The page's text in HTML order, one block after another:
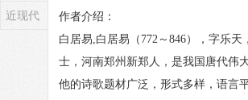
近现代
作者介绍：
白居易,白居易（772～846），字乐
士，河南郑州新郑人，是我国唐代伟
他的诗歌题材广泛，形式多样，语言